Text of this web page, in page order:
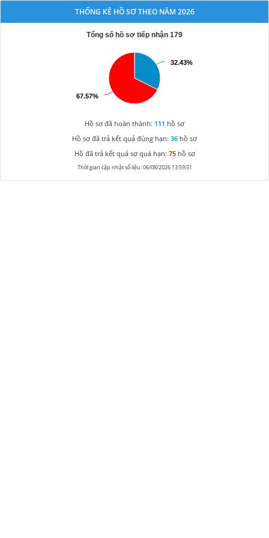
THỐNG KÊ HỒ SƠ THEO NĂM 2026
Tổng số hồ sơ tiếp nhận 179
32.43%
32.43%
67.57%
67.57%
Hồ sơ đã hoàn thành: 111 hồ sơ
Hồ sơ đã trả kết quả đúng hạn: 36 hồ sơ
Hồ đã trả kết quả sơ quá hạn: 75hồ sơ
Thời gian cập nhật số liệu: 06/08/2026 13:59:51